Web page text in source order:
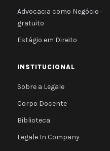
Advocacia como Negócio ·
gratuito
Estágio em Direito
INSTITUCIONAL
Sobre a Legale
Corpo Docente
Biblioteca
Legale In Company